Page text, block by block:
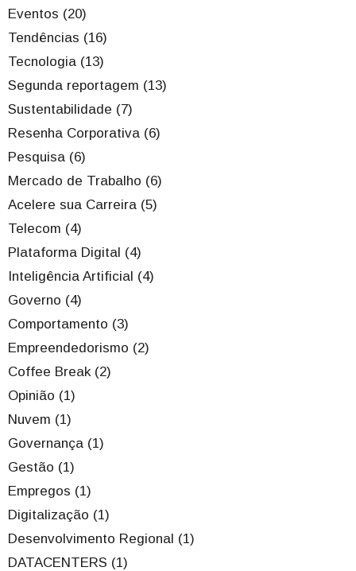
Eventos (20)
Tendências (16)
Tecnologia (13)
Segunda reportagem (13)
Sustentabilidade (7)
Resenha Corporativa (6)
Pesquisa (6)
Mercado de Trabalho (6)
Acelere sua Carreira (5)
Telecom (4)
Plataforma Digital (4)
Inteligência Artificial (4)
Governo (4)
Comportamento (3)
Empreendedorismo (2)
Coffee Break (2)
Opinião (1)
Nuvem (1)
Governança (1)
Gestão (1)
Empregos (1)
Digitalização (1)
Desenvolvimento Regional (1)
DATACENTERS (1)